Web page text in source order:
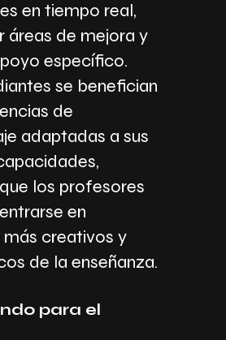
en tiempo real,
áreas de mejora y
específico.
se benefician
de
adaptadas a sus
los profesores
en
creativos y
de la enseñanza.
para el